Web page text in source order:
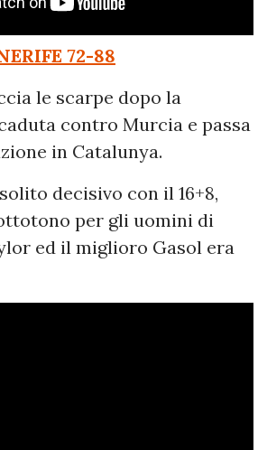
72-88
le scarpe dopo la
contro Murcia e passa
in Catalunya.
decisivo con il 16+8,
per gli uomini di
ed il miglioro Gasol era